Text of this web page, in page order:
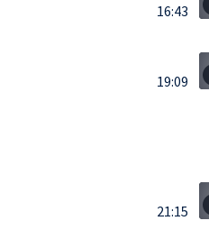
16:43
19:09
21:15